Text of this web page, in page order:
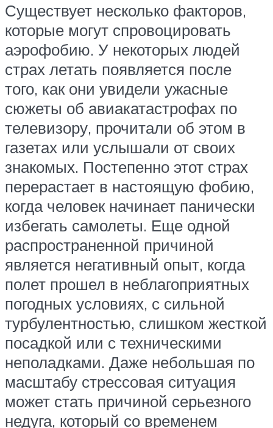
Существует несколько факторов,
которые могут спровоцировать
аэрофобию. У некоторых людей
страх летать появляется после
того, как они увидели ужасные
сюжеты об авиакатастрофах по
телевизору, прочитали об этом в
газетах или услышали от своих
знакомых. Постепенно этот страх
перерастает в настоящую фобию,
когда человек начинает панически
избегать самолеты. Еще одной
распространенной причиной
является негативный опыт, когда
полет прошел в неблагоприятных
погодных условиях, с сильной
турбулентностью, слишком жесткой
посадкой или с техническими
неполадками. Даже небольшая по
масштабу стрессовая ситуация
может стать причиной серьезного
недуга, который со временем